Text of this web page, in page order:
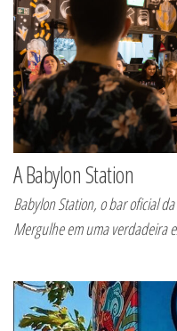
A Babylon Station
Babylon Station, o bar oficial
Mergulhe em uma verdadeira